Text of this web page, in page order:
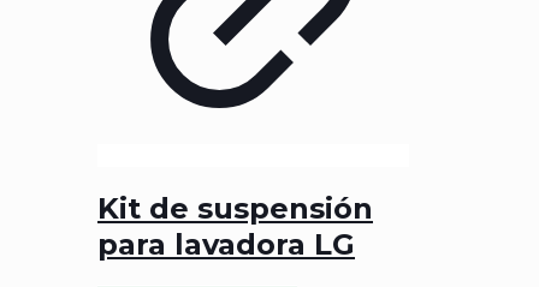
Kit de suspensión
para lavadora LG